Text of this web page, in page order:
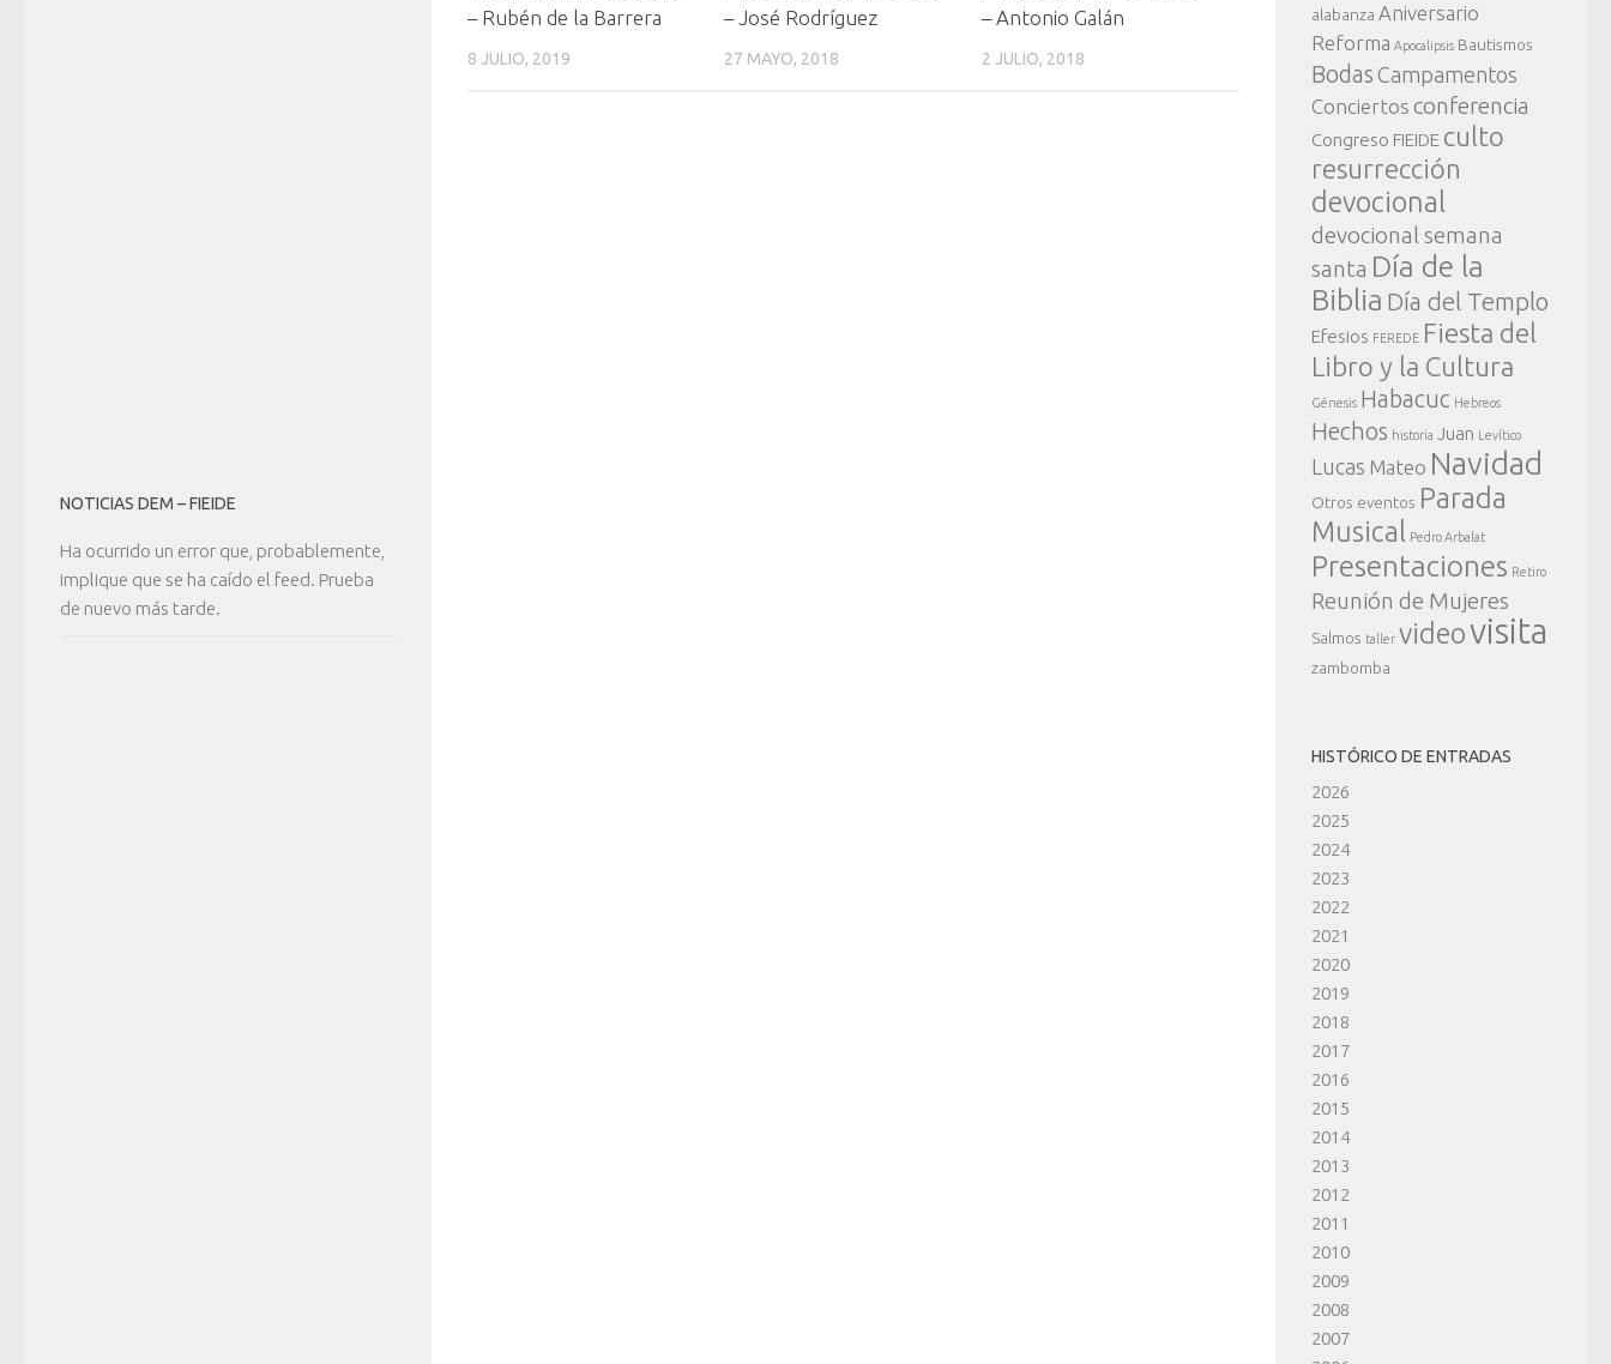
– Rubén de la Barrera
8 JULIO, 2019
– José Rodríguez
27 MAYO, 2018
– Antonio Galán
2 JULIO, 2018
NOTICIAS DEM – FIEIDE
Ha ocurrido un error que, probablemente,
implique que se ha caído el feed. Prueba
de nuevo más tarde.
alabanza Aniversario
Reforma Apocalipsis Bautismos
Bodas Campamentos
Conciertos conferencia
Congreso FIEIDE culto
resurrección
devocional
devocional semana
santa Día de la
Biblia Día del Templo
Efesios FEREDE Fiesta del
Libro y la Cultura
Génesis Habacuc Hebreos
Hechos historia Juan Levítico
Lucas Mateo Navidad
Otros eventos Parada
Musical
Pedro Arbalat
Presentaciones Retiro
Reunión de Mujeres
Salmos taller videovisita
zambomba
HISTÓRICO DE ENTRADAS
2026
2025
2024
2023
2022
2021
2020
2019
2018
2017
2016
2015
2014
2013
2012
2011
2010
2009
2008
2007